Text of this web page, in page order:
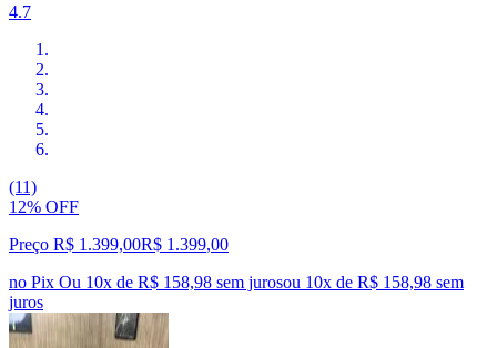
4.7
(11)
12% OFF
Preço R$ 1.399,00R$ 1.399,00
no Pix Ou 10x de R$ 158,98 sem jurosou 10x de R$ 158,98 sem
juros